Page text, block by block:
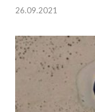
26.09.2021